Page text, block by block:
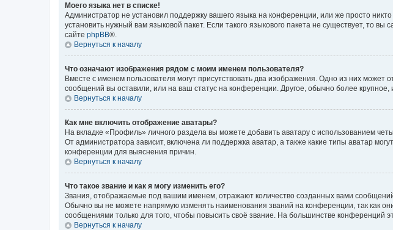
Моего языка нет в списке!
Администратор не установил поддержку вашего языка на конференции, или же просто
установить нужный вам языковой пакет. Если такого языкового пакета не существует, то
сайте phpBB®.
Вернуться к началу
Что означают изображения рядом с моим именем пользователя?
Вместе с именем пользователя могут присутствовать два изображения. Одно из них может
сообщений вы оставили, или на ваш статус на конференции. Другое, обычно более
Вернуться к началу
Как мне включить отображение аватары?
На вкладке «Профиль» личного раздела вы можете добавить аватару с использованием
От администратора зависит, включена ли поддержка аватар, а также какие типы аватар
конференции для выяснения причин.
Вернуться к началу
Что такое звание и как я могу изменить его?
Звания, отображаемые под вашим именем, отражают количество созданных вами
Обычно вы не можете напрямую изменять наименования званий на конференции, так как
сообщениями только для того, чтобы повысить своё звание. На большинстве конференций
Вернуться к началу